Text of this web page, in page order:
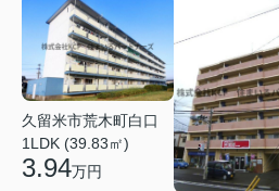
久留米市荒木町白口
1LDK (39.83㎡)
3.94万円